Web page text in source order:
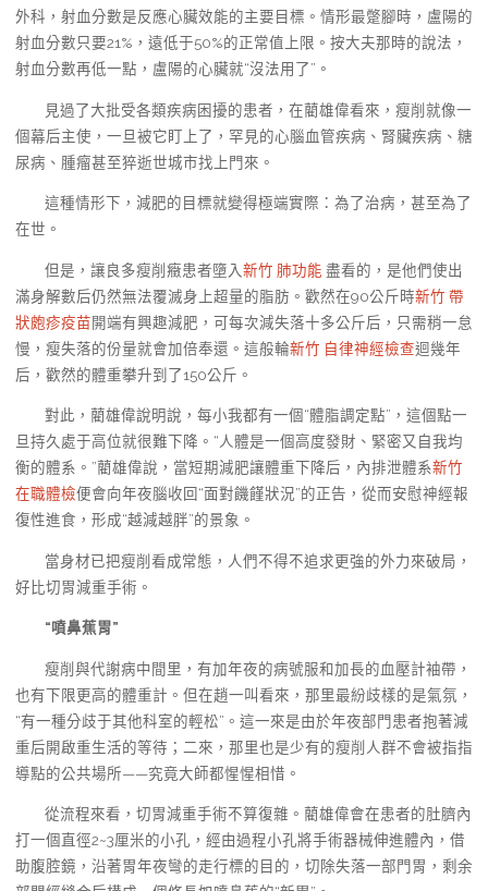
外科，射血分數是反應心臟效能的主要目標。情形最蹩腳時，盧陽的
射血分數只要21%，遠低于50%的正常值上限。按大夫那時的說法，
射血分數再低一點，盧陽的心臟就“沒法用了”。
見過了大批受各類疾病困擾的患者，在藺雄偉看來，瘦削就像一
個幕后主使，一旦被它盯上了，罕見的心腦血管疾病、腎臟疾病、糖
尿病、腫瘤甚至猝逝世城市找上門來。
這種情形下，減肥的目標就變得極端實際：為了治病，甚至為了
在世。
但是，讓良多瘦削癥患者墮入新竹 肺功能 盡看的，是他們使出
滿身解數后仍然無法覆滅身上超量的脂肪。歡然在90公斤時新竹 帶
狀皰疹疫苗開端有興趣減肥，可每次減失落十多公斤后，只需稍一怠
慢，瘦失落的份量就會加倍奉還。這般輪新竹 自律神經檢查迴幾年
后，歡然的體重攀升到了150公斤。
對此，藺雄偉說明說，每小我都有一個“體脂調定點”，這個點一
旦持久處于高位就很難下降。“人體是一個高度發財、緊密又自我均
衡的體系。”藺雄偉說，當短期減肥讓體重下降后，內排泄體系新竹
在職體檢便會向年夜腦收回“面對饑饉狀況”的正告，從而安慰神經報
復性進食，形成“越減越胖”的景象。
當身材已把瘦削看成常態，人們不得不追求更強的外力來破局，
好比切胃減重手術。
“噴鼻蕉胃”
瘦削與代謝病中間里，有加年夜的病號服和加長的血壓計袖帶，
也有下限更高的體重計。但在趙一叫看來，那里最紛歧樣的是氣氛，
“有一種分歧于其他科室的輕松”。這一來是由於年夜部門患者抱著減
重后開啟重生活的等待；二來，那里也是少有的瘦削人群不會被指指
導點的公共場所——究竟大師都惺惺相惜。
從流程來看，切胃減重手術不算復雜。藺雄偉會在患者的肚臍內
打一個直徑2~3厘米的小孔，經由過程小孔將手術器械伸進體內，借
助腹腔鏡，沿著胃年夜彎的走行標的目的，切除失落一部門胃，剩余